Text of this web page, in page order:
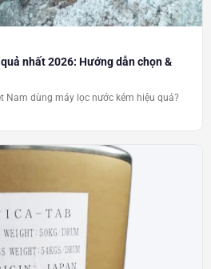
nhất 2026: Hướng dẫn chọn &
Nam dùng máy lọc nước kém hiệu quả?